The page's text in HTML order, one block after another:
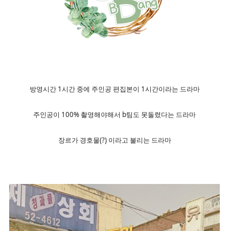
방영시간 1시간 중에 주인공 편집본이 1시간이라는 드라마
주인공이 100% 촬영해야해서 b팀도 못돌렸다는 드라마
장르가 경호물(?) 이라고 불리는 드라마